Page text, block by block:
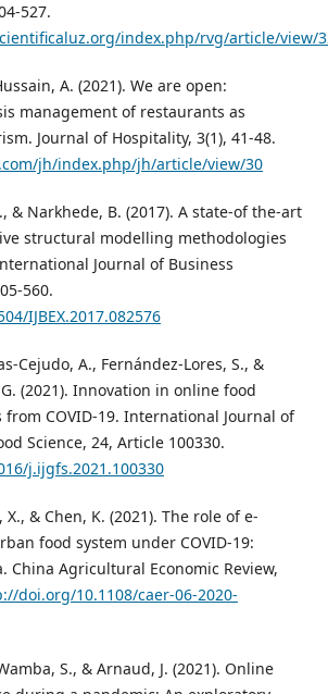
527.
index.php/rvg/article/view/
A. (2021). We are open:
management of restaurants as
Journal of Hospitality, 3(1), 41-48.
jh/index.php/jh/article/view/30
& Narkhede, B. (2017). A state-of the-art
structural modelling methodologies
Journal of Business
560.
IJBEX.2017.082576
Cejudo, A., Fernández-Lores, S., &
(2021). Innovation in online food
COVID-19. International Journal of
Science, 24, Article 100330.
j.ijgfs.2021.100330
X., & Chen, K. (2021). The role of e-
food system under COVID-19:
China Agricultural Economic Review,
doi.org/10.1108/caer-06-2020-
S., & Arnaud, J. (2021). Online